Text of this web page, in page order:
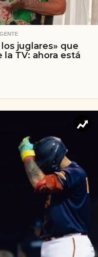
,GENTE
juglares» que
TV: ahora está